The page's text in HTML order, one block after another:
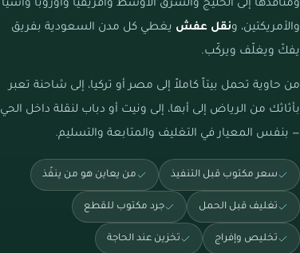
ومنافذها إلى الخليج والشرق الأوسط وأفريقيا وأوروبا وآسيا
والأمريكتين، ونقل عفش يغطي كل مدن السعودية بفريق
يفكّ ويغلّف ويركّب.
من حاوية تحمل بيتاً كاملاً إلى مصر أو تركيا، إلى شاحنة تعبر
بأثاثك من الرياض إلى أبها، إلى ونيت أو دباب لنقلة داخل الحي
— بنفس المعيار في التغليف والمتابعة والتسليم.
سعر مكتوب قبل التنفيذ من يعاين هو من ينفّذ
تغليف قبل الحمل جرد مكتوب للقطع
تخليص وإفراج تخزين عند الحاجة